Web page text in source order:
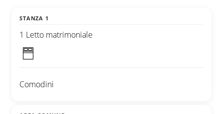
STANZA 1
1 Letto matrimoniale
Comodini